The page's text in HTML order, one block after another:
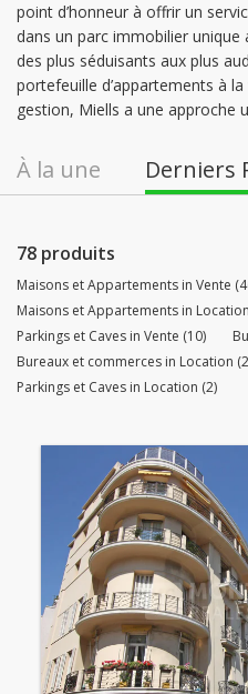
samedi: Fermé
dimanche: Fermé
point d’honneur à offrir un
dans un parc immobilier
des plus séduisants aux plus
portefeuille d’appartements à
gestion, Miells a une approche
À la une Derniers
78 produits
Maisons et Appartements in Vente
Maisons et Appartements in
Parkings et Caves in Vente (10)
Bureaux et commerces in Location
Parkings et Caves in Location (2)